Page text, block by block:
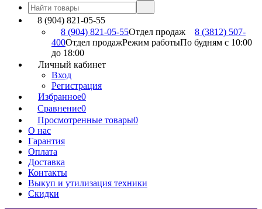
8 (904) 821-05-55
8 (904) 821-05-55Отдел продаж
8 (3812) 507-
400Отдел продажРежим работыПо будням с 10:00
до 18:00
Личный кабинет
Вход
Регистрация
Избранное0
Сравнение0
Просмотренные товары0
О нас
Гарантия
Оплата
Доставка
Контакты
Выкуп и утилизация техники
Скидки